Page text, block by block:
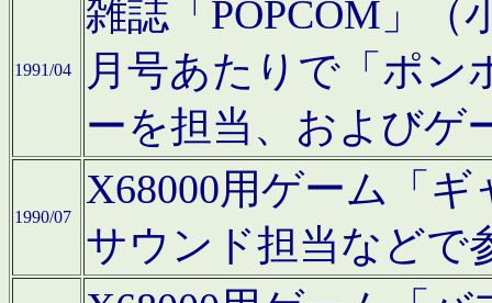
1991/04
雑誌「POPCOM」（
月号あたりで「ポン
ーを担当、およびゲ
1990/07
X68000用ゲーム「
サウンド担当などで